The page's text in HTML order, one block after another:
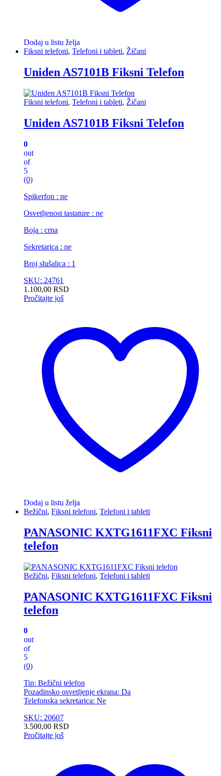
Dodaj u listu želja
Fiksni telefoni, Telefoni i tableti, Žičani
Uniden AS7101B Fiksni Telefon
Fiksni telefoni, Telefoni i tableti, Žičani
Uniden AS7101B Fiksni Telefon
0
out
of
5
(0)
Spikerfon : ne
Osvetljenost tastature : ne
Boja : crna
Sekretarica : ne
Broj slušalica : 1
SKU: 24761
1.100,00 RSD
Pročitajte još
Dodaj u listu želja
Bežični, Fiksni telefoni, Telefoni i tableti
PANASONIC KXTG1611FXC Fiksni
telefon
Bežični, Fiksni telefoni, Telefoni i tableti
PANASONIC KXTG1611FXC Fiksni
telefon
0
out
of
5
(0)
Tip: Bežični telefon
Pozadinsko osvetljenje ekrana: Da
Telefonska sekretarica: Ne
SKU: 20607
3.500,00 RSD
Pročitajte još